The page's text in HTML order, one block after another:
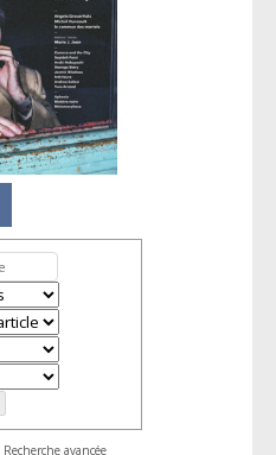
Recherche avancée